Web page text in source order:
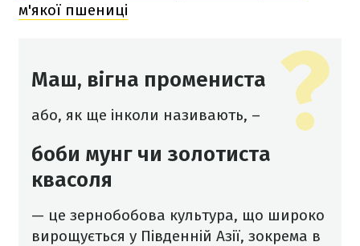
м'якої пшениці
Маш, вігна промениста
або, як ще інколи називають, –
боби мунг чи золотиста
квасоля
— це зернобобова культура, що широко
вирощується у Південній Азії, зокрема в